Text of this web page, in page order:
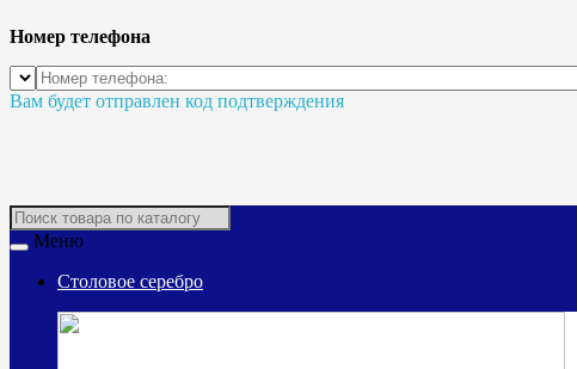
Номер телефона
Вам будет отправлен код подтверждения
Меню
Столовое серебро